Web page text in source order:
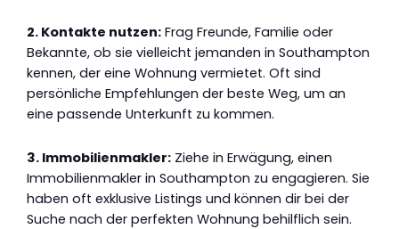
2. Kontakte nutzen: Frag Freunde, Familie oder
Bekannte, ob sie vielleicht jemanden in Southampton
kennen, der eine Wohnung vermietet. Oft sind
persönliche Empfehlungen der beste Weg, um an
eine passende Unterkunft zu kommen.
3. Immobilienmakler: Ziehe in Erwägung, einen
Immobilienmakler in Southampton zu engagieren. Sie
haben oft exklusive Listings und können dir bei der
Suche nach der perfekten Wohnung behilflich sein.